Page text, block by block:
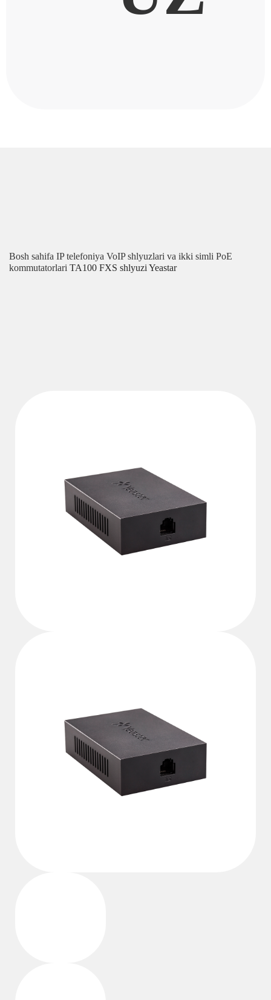
Bosh sahifa IP telefoniya VoIP shlyuzlari va ikki simli PoE
kommutatorlari ТА100 FXS shlyuzi Yeastar